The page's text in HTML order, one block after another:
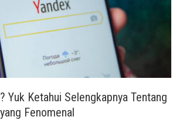
Yuk Ketahui Selengkapnya Tentang
Fenomenal